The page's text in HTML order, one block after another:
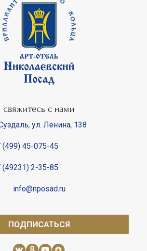
свяжитесь с нами
, ул. Ленина, 138
(499) 45-075-45
(49231) 2-35-85
info@nposad.ru
ПОДПИСАТЬСЯ